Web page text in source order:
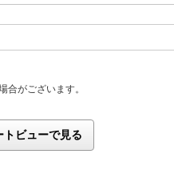
がございます。
トビューで見る